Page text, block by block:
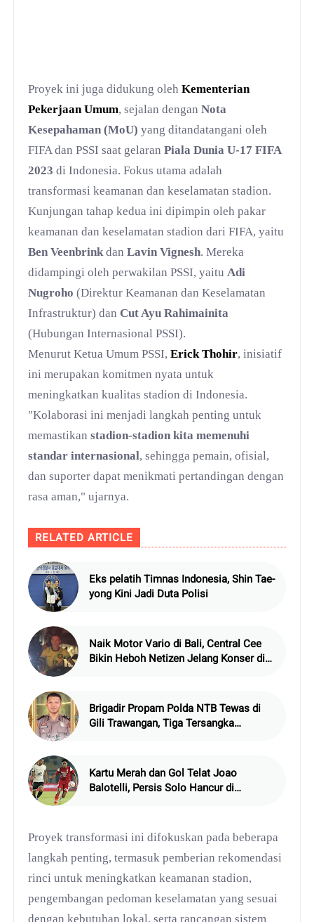
Proyek ini juga didukung olehKementerian
Pekerjaan Umum, sejalan denganNota
Kesepahaman (MoU) yang ditandatangani oleh
FIFA dan PSSI saat gelaranPiala Dunia U-17 FIFA
2023 di Indonesia. Fokus utama adalah
transformasi keamanan dan keselamatan stadion.
Kunjungan tahap kedua ini dipimpin oleh pakar
keamanan dan keselamatan stadion dari FIFA, yaitu
Ben VeenbrinkdanLavin Vignesh. Mereka
didampingi oleh perwakilan PSSI, yaituAdi
Nugroho (Direktur Keamanan dan Keselamatan
Infrastruktur) danCut Ayu Rahimainita
(Hubungan Internasional PSSI).
Menurut Ketua Umum PSSI,Erick Thohir, inisiatif
ini merupakan komitmen nyata untuk
meningkatkan kualitas stadion di Indonesia.
"Kolaborasi ini menjadi langkah penting untuk
memastikanstadion-stadion kita memenuhi
standar internasional, sehingga pemain, ofisial,
dan suporter dapat menikmati pertandingan dengan
rasa aman," ujarnya.
RELATED ARTICLE
Eks pelatih Timnas Indonesia, Shin Tae-
yong Kini Jadi Duta Polisi
Naik Motor Vario di Bali, Central Cee
Bikin Heboh Netizen Jelang Konser di
Brigadir Propam Polda NTB Tewas di
Gili Trawangan, Tiga Tersangka
Kartu Merah dan Gol Telat Joao
Balotelli, Persis Solo Hancur di
Proyek transformasi ini difokuskan pada beberapa
langkah penting, termasuk pemberian rekomendasi
rinci untuk meningkatkan keamanan stadion,
pengembangan pedoman keselamatan yang sesuai
dengan kebutuhan lokal, serta rancangan sistem